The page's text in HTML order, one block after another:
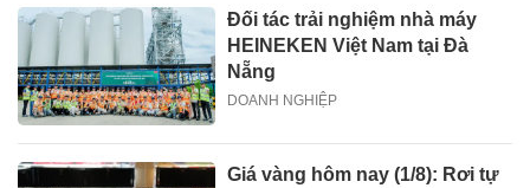
Đối tác trải nghiệm nhà máy
HEINEKEN Việt Nam tại Đà
Nẵng
DOANH NGHIỆP
Giá vàng hôm nay (1/8): Rơi tự